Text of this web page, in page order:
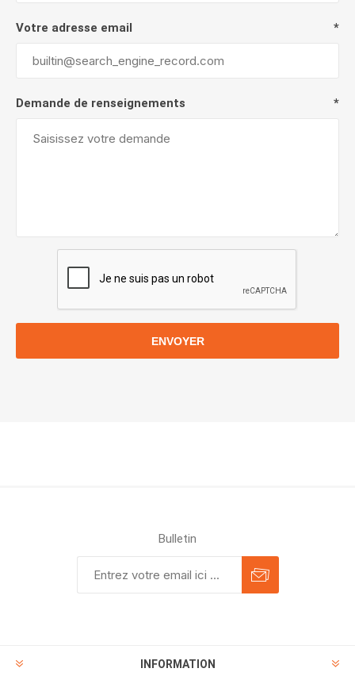
Votre adresse email *
Demande de renseignements *
ENVOYER
Bulletin
INFORMATION